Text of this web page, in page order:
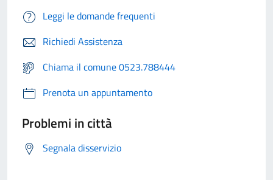
Leggi le domande frequenti
Richiedi Assistenza
Chiama il comune 0523.788444
Prenota un appuntamento
Problemi in città
Segnala disservizio